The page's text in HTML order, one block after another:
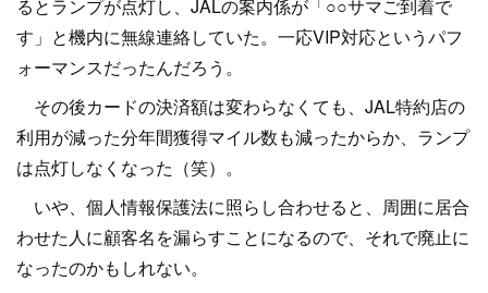
るとランプが点灯し、JALの案内係が「○○サマご到着で
す」と機内に無線連絡していた。一応VIP対応というパフ
ォーマンスだったんだろう。
その後カードの決済額は変わらなくても、JAL特約店の
利用が減った分年間獲得マイル数も減ったからか、ランプ
は点灯しなくなった（笑）。
いや、個人情報保護法に照らし合わせると、周囲に居合
わせた人に顧客名を漏らすことになるので、それで廃止に
なったのかもしれない。